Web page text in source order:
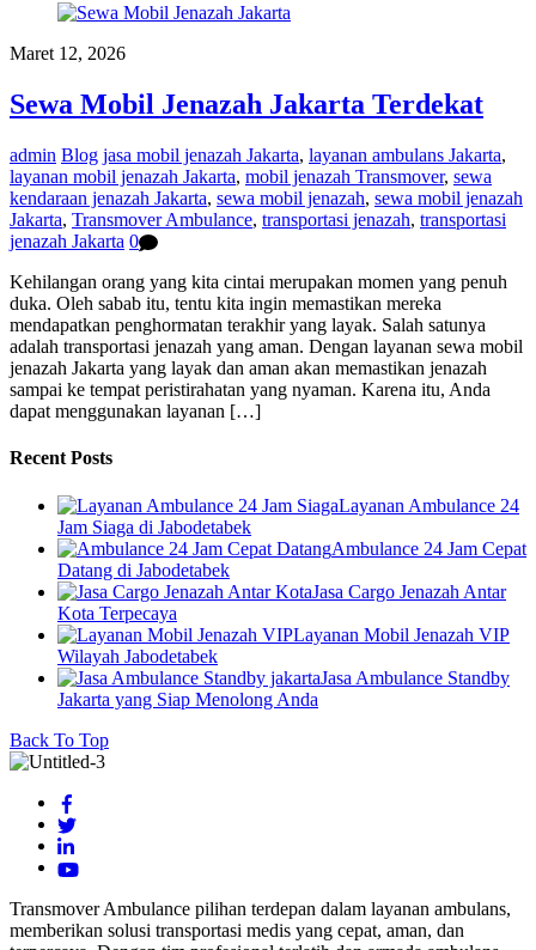
Maret 12, 2026
Sewa Mobil Jenazah Jakarta Terdekat
admin Blog jasa mobil jenazah Jakarta, layanan ambulans Jakarta,
layanan mobil jenazah Jakarta, mobil jenazah Transmover, sewa
kendaraan jenazah Jakarta, sewa mobil jenazah, sewa mobil jenazah
Jakarta, Transmover Ambulance, transportasi jenazah, transportasi
jenazah Jakarta 0
Kehilangan orang yang kita cintai merupakan momen yang penuh
duka. Oleh sabab itu, tentu kita ingin memastikan mereka
mendapatkan penghormatan terakhir yang layak. Salah satunya
adalah transportasi jenazah yang aman. Dengan layanan sewa mobil
jenazah Jakarta yang layak dan aman akan memastikan jenazah
sampai ke tempat peristirahatan yang nyaman. Karena itu, Anda
dapat menggunakan layanan […]
Recent Posts
Layanan Ambulance 24
Jam Siaga di Jabodetabek
Ambulance 24 Jam Cepat
Datang di Jabodetabek
Jasa Cargo Jenazah Antar
Kota Terpecaya
Layanan Mobil Jenazah VIP
Wilayah Jabodetabek
Jasa Ambulance Standby
Jakarta yang Siap Menolong Anda
Back To Top
Transmover Ambulance pilihan terdepan dalam layanan ambulans,
memberikan solusi transportasi medis yang cepat, aman, dan